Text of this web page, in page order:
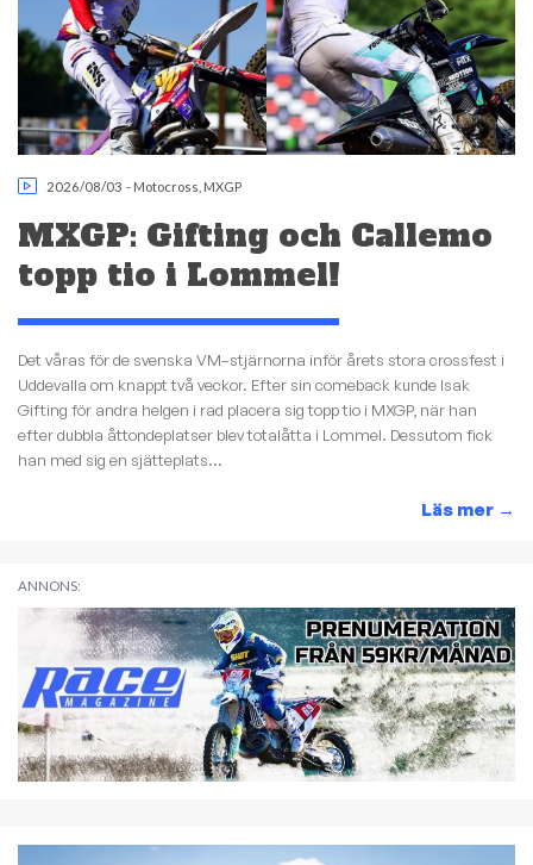
2026/08/03 - Motocross MXGP
MXGP: Gifting och Callemo
topp tio i Lommel!
Det våras för de svenska VM–stjärnorna inför årets stora crossfest i
Uddevalla om knappt två veckor. Efter sin comeback kunde Isak
Gifting för andra helgen i rad placera sig topp tio i MXGP, när han
efter dubbla åttondeplatser blev totalåtta i Lommel. Dessutom fick
han med sig en sjätteplats...
Läs mer →
ANNONS: